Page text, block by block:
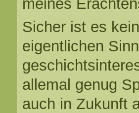
meines
Sicher ist es
eigentlichen
allemal genug
auch in Zukunft